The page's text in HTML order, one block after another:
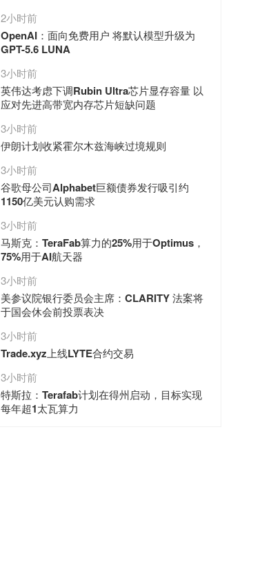
2小时前
OpenAI：面向免费用户 将默认模型升级为
GPT-5.6 LUNA
3小时前
英伟达考虑下调Rubin Ultra芯片显存容量 以
应对先进高带宽内存芯片短缺问题
3小时前
伊朗计划收紧霍尔木兹海峡过境规则
3小时前
谷歌母公司Alphabet巨额债券发行吸引约
1150亿美元认购需求
3小时前
马斯克：TeraFab算力的25%用于Optimus，
75%用于AI航天器
3小时前
美参议院银行委员会主席：CLARITY 法案将
于国会休会前投票表决
3小时前
Trade.xyz上线LYTE合约交易
3小时前
特斯拉：Terafab计划在得州启动，目标实现
每年超1太瓦算力